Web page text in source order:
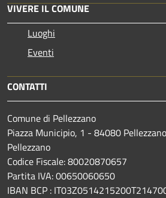
VIVERE IL COMUNE
Luoghi
Eventi
CONTATTI
Comune di Pellezzano
Piazza Municipio, 1 - 84080
Pellezzano
Codice Fiscale: 80020870657
Partita IVA: 00650060650
IBAN BCP :